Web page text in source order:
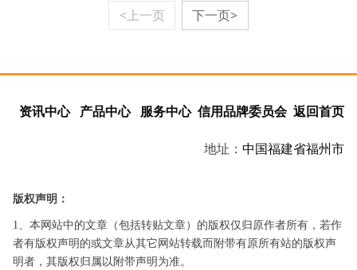
<上一页 下一页>
资讯中心 产品中心 服务中心 信用品牌委员会 返回首页
地址： 中国福建省福州市
版权声明：
1、本网站中的文章（包括转贴文章）的版权仅归原作者所有，若作
者有版权声明的或文章从其它网站转载而附带有原所有站的版权声
明者，其版权归属以附带声明为准。